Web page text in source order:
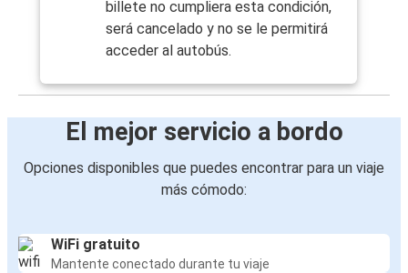
billete no cumpliera esta condición,
será cancelado y no se le permitirá
acceder al autobús.
El mejor servicio a bordo
Opciones disponibles que puedes encontrar para un viaje
más cómodo:
WiFi gratuito
Mantente conectado durante tu viaje